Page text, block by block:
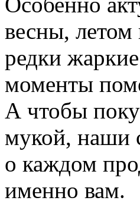
весны,
редки
моменты
А чтобы
мукой, наши
о каждом
именно вам.